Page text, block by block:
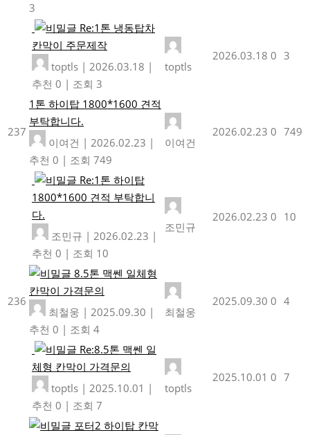
3
Re:1톤 냉동탑차
칸막이 주문제작
toptls | 2026.03.18 |
추천 0 | 조회 3
toptls
2026.03.18 0 3
237
1톤 하이탑 1800*1600 견적
부탁합니다.
이여건 | 2026.02.23 |
추천 0 | 조회 749
이여건
2026.02.23 0 749
Re:1톤 하이탑
1800*1600 견적 부탁합니
다.
조민규 | 2026.02.23 |
추천 0 | 조회 10
조민규
2026.02.23 0 10
236
8.5톤 맥쎈 일체형
칸막이 가격문의
최철웅 | 2025.09.30 |
추천 0 | 조회 4
최철웅
2025.09.30 0 4
Re:8.5톤 맥쎈 일
체형 칸막이 가격문의
toptls | 2025.10.01 |
추천 0 | 조회 7
toptls
2025.10.01 0 7
포터2 하이탑 칸막